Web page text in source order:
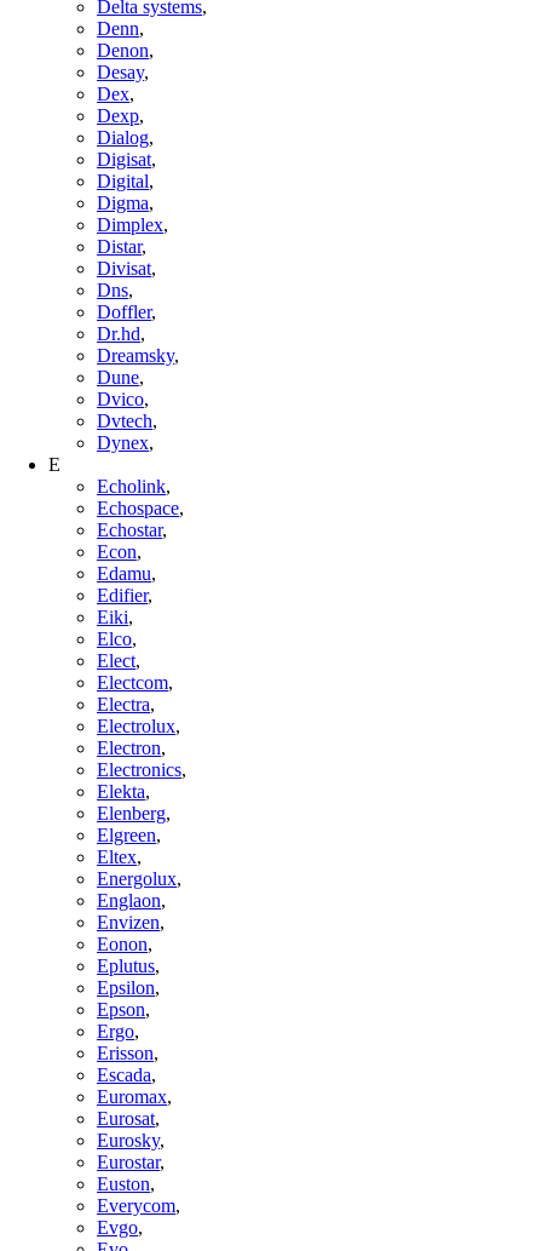
Delta systems,
Denn,
Denon,
Desay,
Dex,
Dexp,
Dialog,
Digisat,
Digital,
Digma,
Dimplex,
Distar,
Divisat,
Dns,
Doffler,
Dr.hd,
Dreamsky,
Dune,
Dvico,
Dvtech,
Dynex,
E
Echolink,
Echospace,
Echostar,
Econ,
Edamu,
Edifier,
Eiki,
Elco,
Elect,
Electcom,
Electra,
Electrolux,
Electron,
Electronics,
Elekta,
Elenberg,
Elgreen,
Eltex,
Energolux,
Englaon,
Envizen,
Eonon,
Eplutus,
Epsilon,
Epson,
Ergo,
Erisson,
Escada,
Euromax,
Eurosat,
Eurosky,
Eurostar,
Euston,
Everycom,
Evgo,